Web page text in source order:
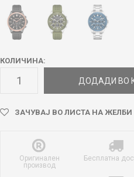
КОЛИЧИНА:
ДОДАДИ ВО
ЗАЧУВАЈ ВО ЛИСТА НА ЖЕЛБИ
Оригинален
производ
Бесплатна